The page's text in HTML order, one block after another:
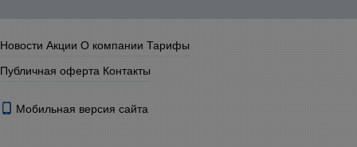
Новости Акции О компании Тарифы
Публичная оферта Контакты
Мобильная версия сайта